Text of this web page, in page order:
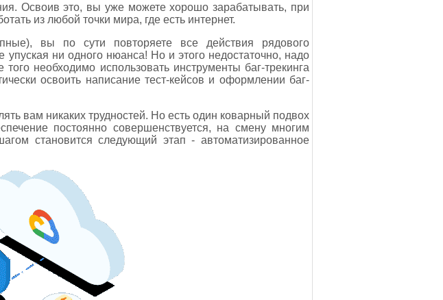
Освоив это, вы уже можете хорошо зарабатывать, при
из любой точки мира, где есть интернет.
вы по сути повторяете все действия рядового
упуская ни одного нюанса! Но и этого недостаточно, надо
необходимо использовать инструменты баг-трекинга
освоить написание тест-кейсов и оформлении баг-
вам никаких трудностей. Но есть один коварный подвох
постоянно совершенствуется, на смену многим
становится следующий этап - автоматизированное